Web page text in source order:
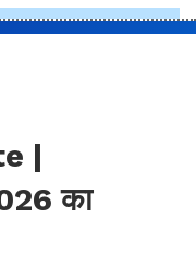
|
का